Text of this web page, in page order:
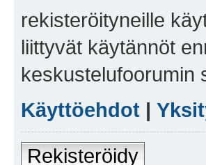
rekisteröityneille
liittyvät käytännöt
keskustelufoorumin
Käyttöehdot |
Rekisteröidy